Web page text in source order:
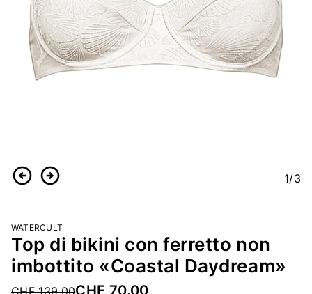
IndietroContinua 1/3
WATERCULT
Top di bikini con ferretto non
imbottito «Coastal Daydream»
Price reduced from
CHF 139.00CHF 70.00